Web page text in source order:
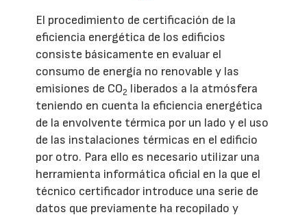
El procedimiento de certificación de la
eficiencia energética de los edificios
consiste básicamente en evaluar el
consumo de energía no renovable y las
emisiones de CO2 liberados a la atmósfera
teniendo en cuenta la eficiencia energética
de la envolvente térmica por un lado y el uso
de las instalaciones térmicas en el edificio
por otro. Para ello es necesario utilizar una
herramienta informática oficial en la que el
técnico certificador introduce una serie de
datos que previamente ha recopilado y